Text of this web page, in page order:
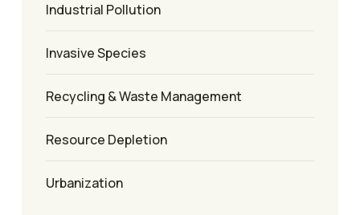
Industrial Pollution
Invasive Species
Recycling & Waste Management
Resource Depletion
Urbanization